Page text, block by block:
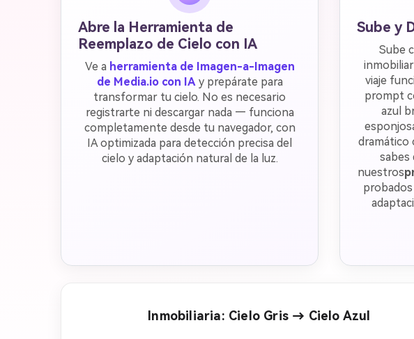
Abre la Herramienta de
Reemplazo de Cielo con IA
Ve a herramienta de Imagen-a-Imagen
de Media.io con IAy prepárate para
transformar tu cielo. No es necesario
registrarte ni descargar nada — funciona
completamente desde tu navegador, con
IA optimizada para detección precisa del
cielo y adaptación natural de la luz.
Sube y
Sube
viaje
prompt
azul
dramático
sabes
nuestros
Inmobiliaria: Cielo Gris → Cielo Azul